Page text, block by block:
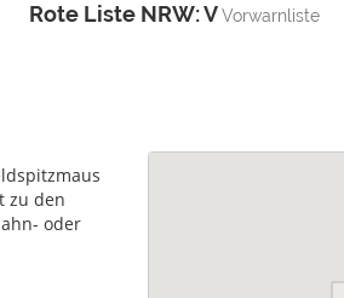
Rote Liste NRW: VVorwarnliste
zu den
oder